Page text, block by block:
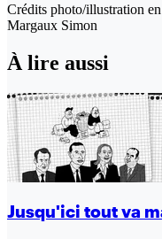
Crédits photo/illustration
Margaux Simon
À lire aussi
Jusqu'ici tout va